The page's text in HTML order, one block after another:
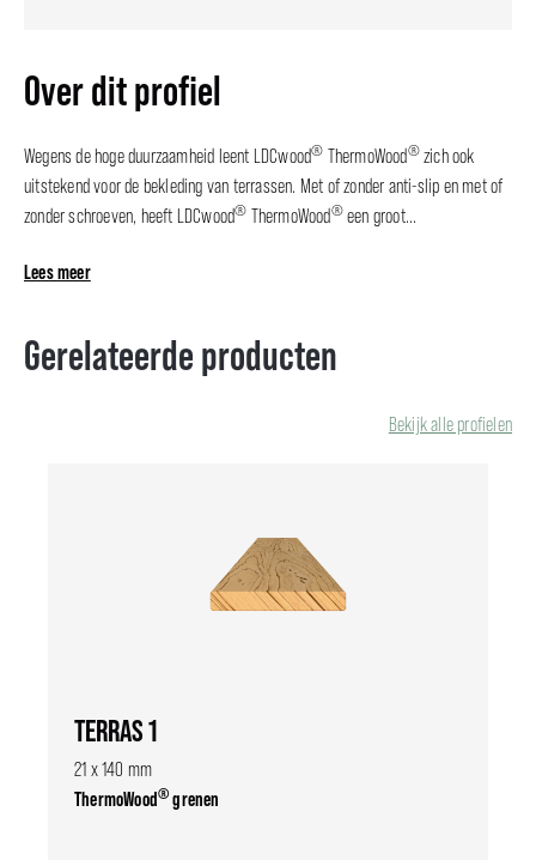
Over dit profiel
Wegens de hoge duurzaamheid leent LDCwood® ThermoWood®zich ook
uitstekend voor de bekleding van terrassen. Met of zonder anti-slip en met of
zonder schroeven, heeft LDCwood® ThermoWood®een groot...
Lees meer
Gerelateerde producten
Bekijk alle profielen
TERRAS 1
21 x 140 mm
ThermoWood®grenen